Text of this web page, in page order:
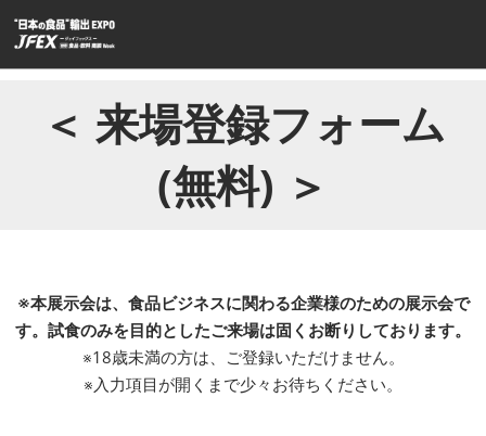
キ
ッ
＜ 来場登録フォーム
(無料) ＞
※本展示会は、食品ビジネスに関わる企業様のための展示会で
す。試食のみを目的としたご来場は固くお断りしております。
※18歳未満の方は、ご登録いただけません。
※入力項目が開くまで少々お待ちください。